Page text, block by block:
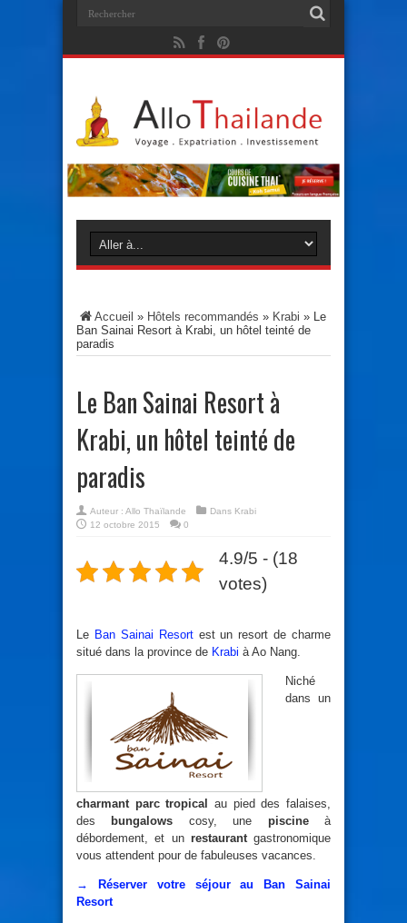
Accueil » Hôtels recommandés » Krabi » Le
Ban Sainai Resort à Krabi, un hôtel teinté de
paradis
Le Ban Sainai Resort à
Krabi, un hôtel teinté de
paradis
Auteur : Allo Thaïlande Dans Krabi
12 octobre 2015
0
4.9/5 - (18
votes)
Le Ban Sainai Resortest un resort de charme
situé dans la province de Krabi à Ao Nang.
Niché
dans un
charmant parc tropical
au pied des falaises,
des
bungalows cosy, une piscineà
débordement, et un restaurantgastronomique
vous attendent pour de fabuleuses vacances.
→ Réserver votre séjour au Ban Sainai
Resort